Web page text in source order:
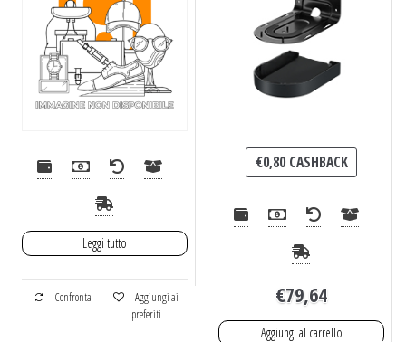
Leggi tutto
Confronta
Aggiungi ai
preferiti
€0,80CASHBACK
€79,64
Aggiungi al carrello